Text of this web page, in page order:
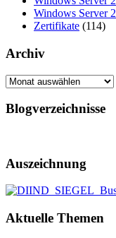
Windows Server
Zertifikate (114)
Archiv
Archiv
Blogverzeichnisse
Auszeichnung
Aktuelle Themen